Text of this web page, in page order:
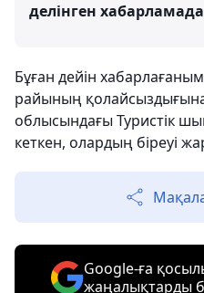
делінген
Бұған дейін
райының
облысындағы Туристік
кеткен, олардың біреуі
Google-ға
жаңалықтарды